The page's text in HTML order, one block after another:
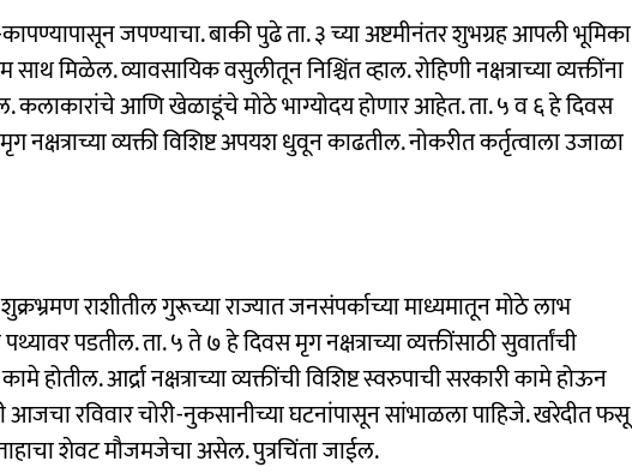
जपण्याचा. बाकी पुढे ता. ३ च्या अष्टमीनंतर शुभग्रह आपली भूमिका
साथ मिळेल. व्यावसायिक वसुलीतून निश्चिंत व्हाल. रोहिणी नक्षत्राच्या व्यक्तींना
कलाकारांचे आणि खेळाडूंचे मोठे भाग्योदय होणार आहेत. ता. ५ व ६ हे दिवस
व्यक्ती विशिष्ट अपयश धुवून काढतील. नोकरीत कर्तृत्वाला उजाळा
राशीतील गुरूच्या राज्यात जनसंपर्काच्या माध्यमातून मोठे लाभ
पडतील. ता. ५ ते ७ हे दिवस मृग नक्षत्राच्या व्यक्तींसाठी सुवार्तांची
होतील. आर्द्रा नक्षत्राच्या व्यक्तींची विशिष्ट स्वरुपाची सरकारी कामे होऊन
आजचा रविवार चोरी-नुकसानीच्या घटनांपासून सांभाळला पाहिजे. खरेदीत फसू
शेवट मौजमजेचा असेल. पुत्रचिंता जाईल.